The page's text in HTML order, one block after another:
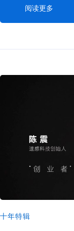
阅读更多
十年特辑